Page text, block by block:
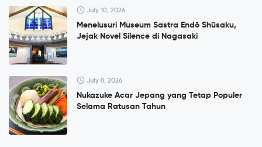
July 10, 2026
Menelusuri Museum Sastra Endō Shūsaku,
Jejak Novel Silence di Nagasaki
July 8, 2026
Nukazuke Acar Jepang yang Tetap Populer
Selama Ratusan Tahun